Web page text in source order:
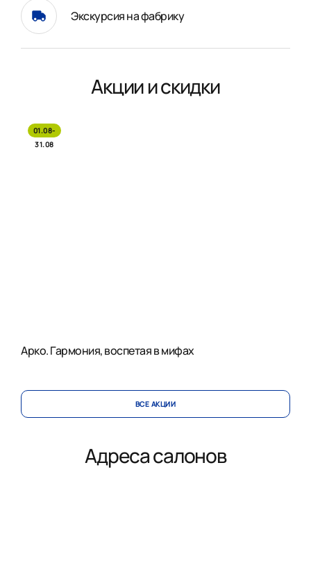
Экскурсия на фабрику
Акции и скидки
01.08-
31.08
Арко. Гармония, воспетая в мифах
ВСЕ АКЦИИ
Адреса салонов